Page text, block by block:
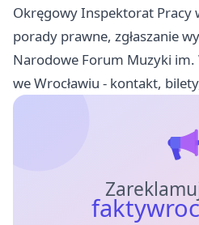
Okręgowy Inspektorat Pracy
porady prawne, zgłaszanie
Narodowe Forum Muzyki im.
we Wrocławiu - kontakt,